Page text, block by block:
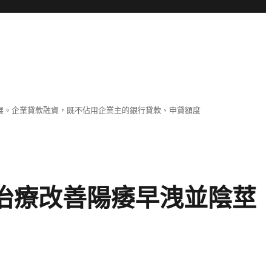
企業貸款融資，既不佔用企業主的銀行貸款、申貸額度
療改善陽痿早洩並陰莖